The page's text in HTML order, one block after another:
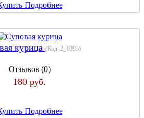
Подробнее
курица (Код: 2_1095)
Отзывов (0)
180 руб.
Подробнее